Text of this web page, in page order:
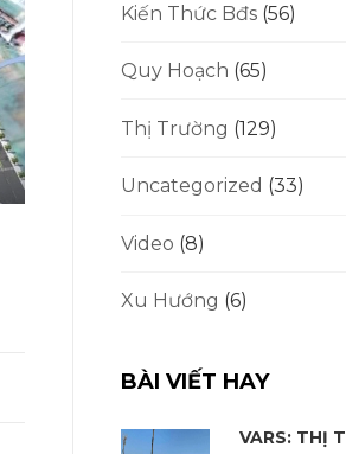
Kiến Thức Bđs (56)
Quy Hoạch (65)
Thị Trường (129)
Uncategorized (33)
Video (8)
Xu Hướng (6)
BÀI VIẾT HAY
VARS: THỊ